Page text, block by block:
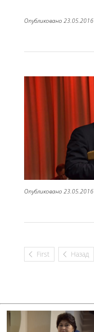
Опубликовано 23.05.2016
Опубликовано 23.05.2016
First Назад